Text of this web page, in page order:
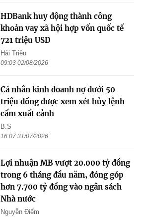
HDBank huy động thành công
khoản vay xã hội hợp vốn quốc tế
721 triệu USD
Hải Triều
09:03 02/08/2026
Cá nhân kinh doanh nợ dưới 50
triệu đồng được xem xét hủy lệnh
cấm xuất cảnh
B.S
16:07 31/07/2026
Lợi nhuận MB vượt 20.000 tỷ đồng
trong 6 tháng đầu năm, đóng góp
hơn 7.700 tỷ đồng vào ngân sách
Nhà nước
Nguyễn Điểm